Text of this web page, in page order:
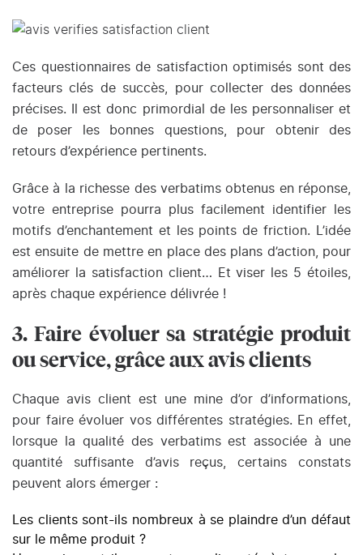
Ces questionnaires de satisfaction optimisés sont des
facteurs clés de succès, pour collecter des données
précises. Il est donc primordial de les personnaliser et
de poser les bonnes questions, pour obtenir des
retours d’expérience pertinents.
Grâce à la richesse des verbatims obtenus en réponse,
votre entreprise pourra plus facilement identifier les
motifs d’enchantement et les points de friction. L’idée
est ensuite de mettre en place des plans d’action, pour
améliorer la satisfaction client… Et viser les 5 étoiles,
après chaque expérience délivrée !
3. Faire évoluer sa stratégie produit
ou service, grâce aux avis clients
Chaque avis client est une mine d’or d’informations,
pour faire évoluer vos différentes stratégies. En effet,
lorsque la qualité des verbatims est associée à une
quantité suffisante d’avis reçus, certains constats
peuvent alors émerger :
Les clients sont-ils nombreux à se plaindre d’un défaut
sur le même produit ?